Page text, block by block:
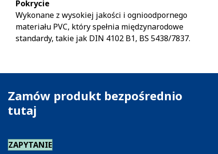
Pokrycie
Wykonane z wysokiej jakości i ognioodpornego
materiału PVC, który spełnia międzynarodowe
standardy, takie jak DIN 4102 B1, BS 5438/7837.
Zamów produkt bezpośrednio
tutaj
ZAPYTANIE